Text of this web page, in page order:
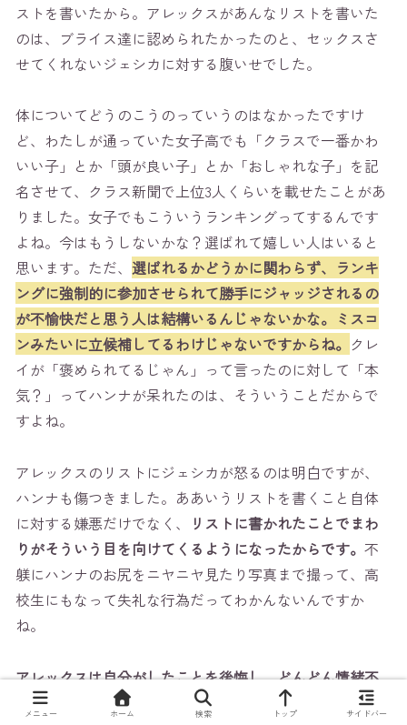
ストを書いたから。アレックスがあんなリストを書いた
のは、ブライス達に認められたかったのと、セックスさ
せてくれないジェシカに対する腹いせでした。
体についてどうのこうのっていうのはなかったですけ
ど、わたしが通っていた女子高でも「クラスで一番かわ
いい子」とか「頭が良い子」とか「おしゃれな子」を記
名させて、クラス新聞で上位3人くらいを載せたことがあ
りました。女子でもこういうランキングってするんです
よね。今はもうしないかな？選ばれて嬉しい人はいると
思います。ただ、 選ばれるかどうかに関わらず、ランキ
ングに強制的に参加させられて勝手にジャッジされるの
が不愉快だと思う人は結構いるんじゃないかな。ミスコ
ンみたいに立候補してるわけじゃないですからね。 クレ
イが「褒められてるじゃん」って言ったのに対して「本
気？」ってハンナが呆れたのは、そういうことだからで
すよね。
アレックスのリストにジェシカが怒るのは明白ですが、
ハンナも傷つきました。ああいうリストを書くこと自体
に対する嫌悪だけでなく、
リストに書かれたことでまわ
りがそういう目を向けてくるようになったからです。 不
躾にハンナのお尻をニヤニヤ見たり写真まで撮って、高
校生にもなって失礼な行為だってわかんないんですか
ね。
アレックスは自分がしたことを後悔し、どんどん情緒不
安定になっていきます。
テープのことがバレるのが怖く
メニュー ホーム 検索 トップ サイドバー